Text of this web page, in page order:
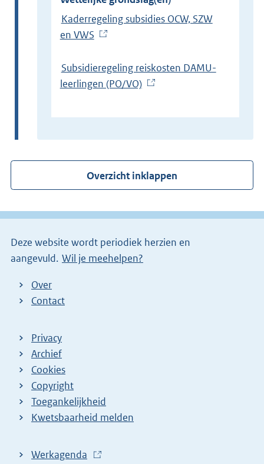
Kaderregeling subsidies OCW, SZW
en VWS
x
t
r
l
i
n
k
Subsidieregeling reiskosten DAMU-
leerlingen (PO/VO)(
x
r
n
l
n
k
Overzicht inklappen
Deze website wordt periodiek herzien en
aangevuld. Wil je meehelpen?
Over
Contact
Privacy
Archief
Cookies
Copyright
Toegankelijkheid
Kwetsbaarheid melden
Werkagenda